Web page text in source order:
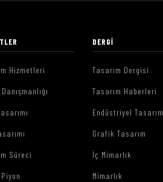
Hizmetleri
Süreci
DERGI
Tasarım Dergisi
Tasarım Haberleri
Endüstriyel Tasarım
Grafik Tasarım
İç Mimarlık
Mimarlık